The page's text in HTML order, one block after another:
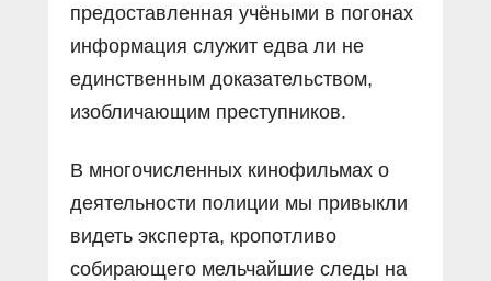
предоставленная учëными в погонах
информация служит едва ли не
единственным доказательством,
изобличающим преступников.
В многочисленных кинофильмах о
деятельности полиции мы привыкли
видеть эксперта, кропотливо
собирающего мельчайшие следы на